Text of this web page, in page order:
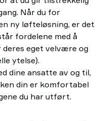
Når du for
ny løfteløsning, er det
fordelene med å
eget velvære og
ytelse).
dine ansatte av og til,
din er komfortabel
du har utført.